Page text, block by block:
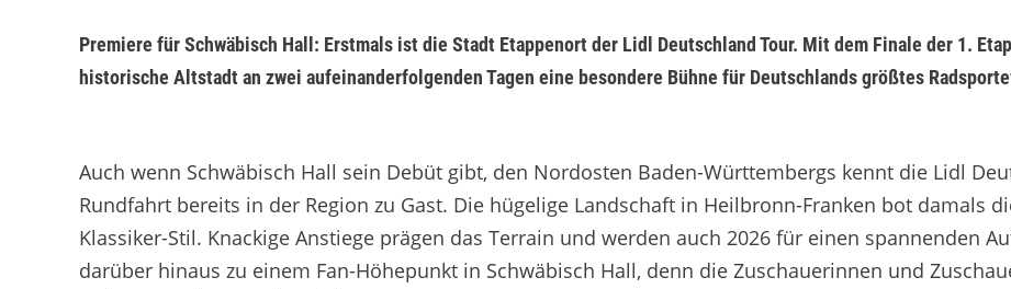
Premiere für Schwäbisch Hall: Erstmals ist die Stadt Etappenort der Lidl Deutschland Tour. Mit dem Finale der 1.
historische Altstadt an zwei aufeinanderfolgenden Tagen eine besondere Bühne für Deutschlands größtes
Auch wenn Schwäbisch Hall sein Debüt gibt, den Nordosten Baden-Württembergs kennt die Lidl
Rundfahrt bereits in der Region zu Gast. Die hügelige Landschaft in Heilbronn-Franken bot damals
Klassiker-Stil. Knackige Anstiege prägen das Terrain und werden auch 2026 für einen spannenden
darüber hinaus zu einem Fan-Höhepunkt in Schwäbisch Hall, denn die Zuschauerinnen und